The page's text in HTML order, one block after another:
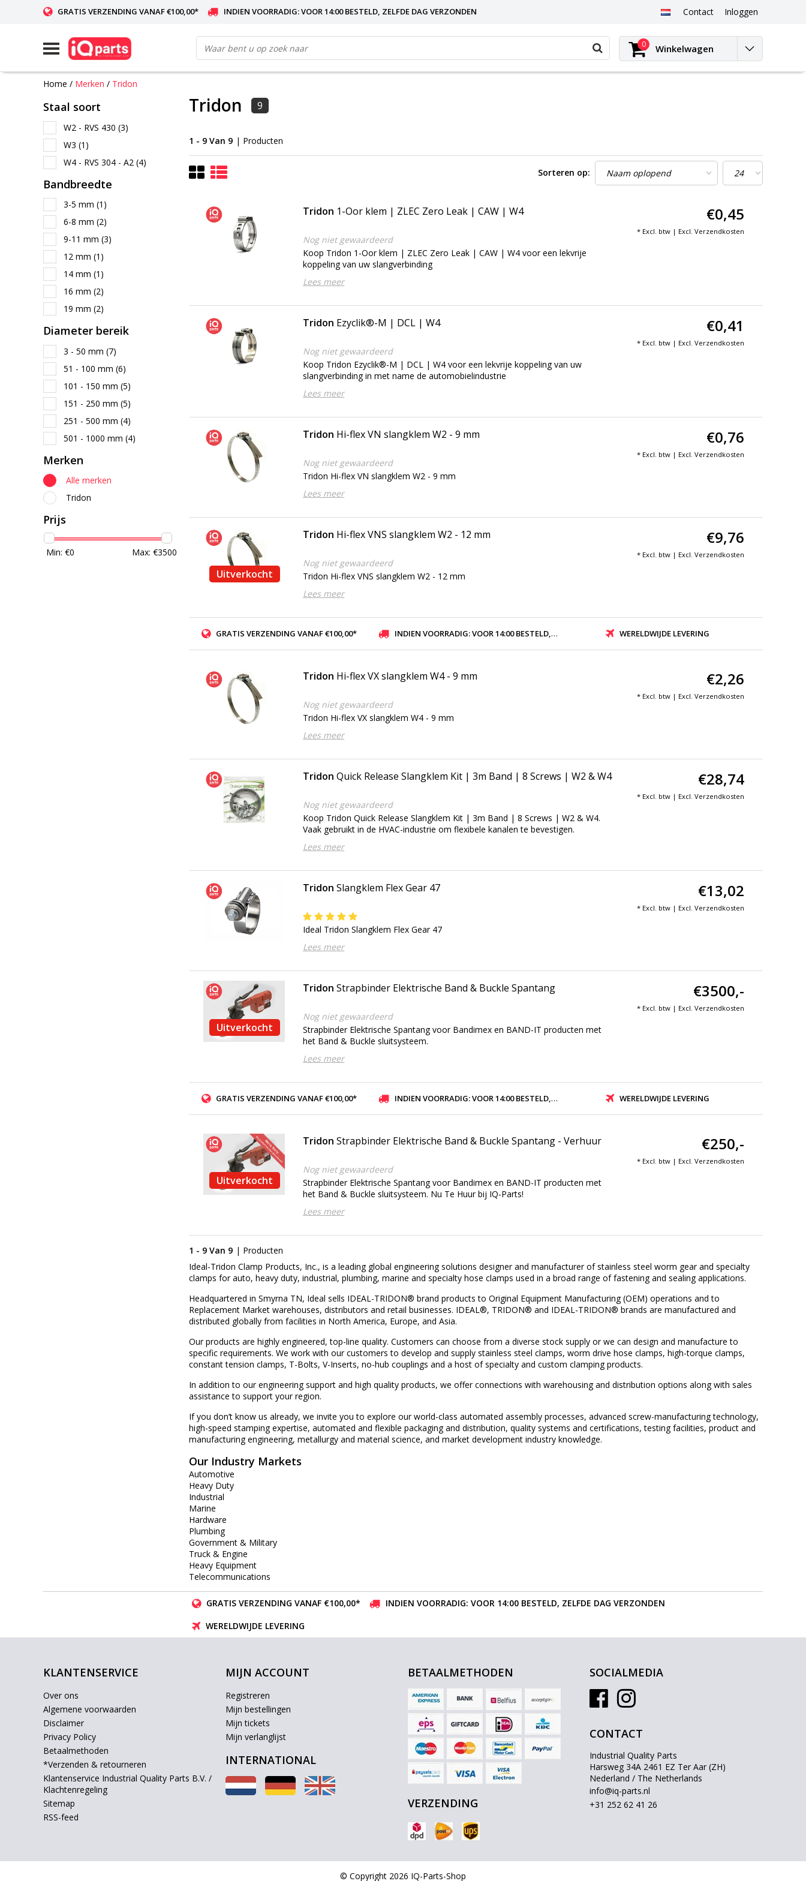
GRATIS VERZENDING VANAF €100,00* INDIEN VOORRADIG: VOOR 14:00 BESTELD, ZELFDE DAG VERZONDEN Contact Inloggen
0 Winkelwagen
Home / Merken / Tridon
Staal soort
W2 - RVS 430 (3)
W3 (1)
W4 - RVS 304 - A2 (4)
Bandbreedte
3-5 mm (1)
6-8 mm (2)
9-11 mm (3)
12 mm (1)
14 mm (1)
16 mm (2)
19 mm (2)
Diameter bereik
3 - 50 mm (7)
51 - 100 mm (6)
101 - 150 mm (5)
151 - 250 mm (5)
251 - 500 mm (4)
501 - 1000 mm (4)
Merken
Alle merken
Tridon
Prijs
Min: €0 Max: €3500
Tridon 9
1 - 9 Van 9 | Producten
Sorteren op:
Tridon 1-Oor klem | ZLEC Zero Leak | CAW | W4
Nog niet gewaardeerd
Koop Tridon 1-Oor klem | ZLEC Zero Leak | CAW | W4 voor een lekvrije
koppeling van uw slangverbinding
Lees meer
€0,45
* Excl. btw | Excl. Verzendkosten
Tridon Ezyclik®-M | DCL | W4
Nog niet gewaardeerd
Koop Tridon Ezyclik®-M | DCL | W4 voor een lekvrije koppeling van uw
slangverbinding in met name de automobielindustrie
Lees meer
€0,41
* Excl. btw | Excl. Verzendkosten
Tridon Hi-flex VN slangklem W2 - 9 mm
Nog niet gewaardeerd
Tridon Hi-flex VN slangklem W2 - 9 mm
Lees meer
€0,76
* Excl. btw | Excl. Verzendkosten
Uitverkocht
Tridon Hi-flex VNS slangklem W2 - 12 mm
Nog niet gewaardeerd
Tridon Hi-flex VNS slangklem W2 - 12 mm
Lees meer
€9,76
* Excl. btw | Excl. Verzendkosten
GRATIS VERZENDING VANAF €100,00* INDIEN VOORRADIG: VOOR 14:00 BESTELD, ZELFDE DAG VERZONDEN WERELDWIJDE LEVERING
Tridon Hi-flex VX slangklem W4 - 9 mm
Nog niet gewaardeerd
Tridon Hi-flex VX slangklem W4 - 9 mm
Lees meer
€2,26
* Excl. btw | Excl. Verzendkosten
Tridon Quick Release Slangklem Kit | 3m Band | 8 Screws | W2 & W4
Nog niet gewaardeerd
Koop Tridon Quick Release Slangklem Kit | 3m Band | 8 Screws | W2 & W4.
Vaak gebruikt in de HVAC-industrie om flexibele kanalen te bevestigen.
Lees meer
€28,74
* Excl. btw | Excl. Verzendkosten
Tridon Slangklem Flex Gear 47
Ideal Tridon Slangklem Flex Gear 47
Lees meer
€13,02
* Excl. btw | Excl. Verzendkosten
Uitverkocht
Tridon Strapbinder Elektrische Band & Buckle Spantang
Nog niet gewaardeerd
Strapbinder Elektrische Spantang voor Bandimex en BAND-IT producten met
het Band & Buckle sluitsysteem.
Lees meer
€3500,-
* Excl. btw | Excl. Verzendkosten
GRATIS VERZENDING VANAF €100,00* INDIEN VOORRADIG: VOOR 14:00 BESTELD, ZELFDE DAG VERZONDEN WERELDWIJDE LEVERING
Uitverkocht
Tridon Strapbinder Elektrische Band & Buckle Spantang - Verhuur
Nog niet gewaardeerd
Strapbinder Elektrische Spantang voor Bandimex en BAND-IT producten met
het Band & Buckle sluitsysteem. Nu Te Huur bij IQ-Parts!
Lees meer
€250,-
* Excl. btw | Excl. Verzendkosten
1 - 9 Van 9 | Producten
Ideal-Tridon Clamp Products, Inc., is a leading global engineering solutions designer and manufacturer of stainless steel worm gear and specialty
clamps for auto, heavy duty, industrial, plumbing, marine and specialty hose clamps used in a broad range of fastening and sealing applications.
Headquartered in Smyrna TN, Ideal sells IDEAL-TRIDON® brand products to Original Equipment Manufacturing (OEM) operations and to
Replacement Market warehouses, distributors and retail businesses. IDEAL®, TRIDON® and IDEAL-TRIDON® brands are manufactured and
distributed globally from facilities in North America, Europe, and Asia.
Our products are highly engineered, top-line quality. Customers can choose from a diverse stock supply or we can design and manufacture to
specific requirements. We work with our customers to develop and supply stainless steel clamps, worm drive hose clamps, high-torque clamps,
constant tension clamps, T-Bolts, V-Inserts, no-hub couplings and a host of specialty and custom clamping products.
In addition to our engineering support and high quality products, we offer connections with warehousing and distribution options along with sales
assistance to support your region.
If you don’t know us already, we invite you to explore our world-class automated assembly processes, advanced screw-manufacturing technology,
high-speed stamping expertise, automated and flexible packaging and distribution, quality systems and certifications, testing facilities, product and
manufacturing engineering, metallurgy and material science, and market development industry knowledge.
Our Industry Markets
Automotive
Heavy Duty
Industrial
Marine
Hardware
Plumbing
Government & Military
Truck & Engine
Heavy Equipment
Telecommunications
GRATIS VERZENDING VANAF €100,00*
INDIEN VOORRADIG: VOOR 14:00 BESTELD, ZELFDE DAG VERZONDEN
WERELDWIJDE LEVERING
KLANTENSERVICE
Over ons
Algemene voorwaarden
Disclaimer
Privacy Policy
Betaalmethoden
*Verzenden & retourneren
Klantenservice Industrial Quality Parts B.V. /
Klachtenregeling
Sitemap
RSS-feed
MIJN ACCOUNT
Registreren
Mijn bestellingen
Mijn tickets
Mijn verlanglijst
INTERNATIONAL
BETAALMETHODEN
VERZENDING
SOCIALMEDIA
CONTACT
Industrial Quality Parts
Harsweg 34A 2461 EZ Ter Aar (ZH)
Nederland / The Netherlands
info@iq-parts.nl
+31 252 62 41 26
© Copyright 2026 IQ-Parts-Shop